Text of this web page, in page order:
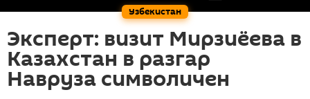
Узбекистан
Эксперт: визит Мирзиёева в
Казахстан в разгар
Навруза символичен